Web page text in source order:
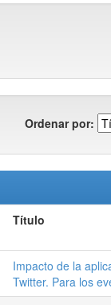
Ordenar por:
Título
Impacto de la
Twitter. Para los